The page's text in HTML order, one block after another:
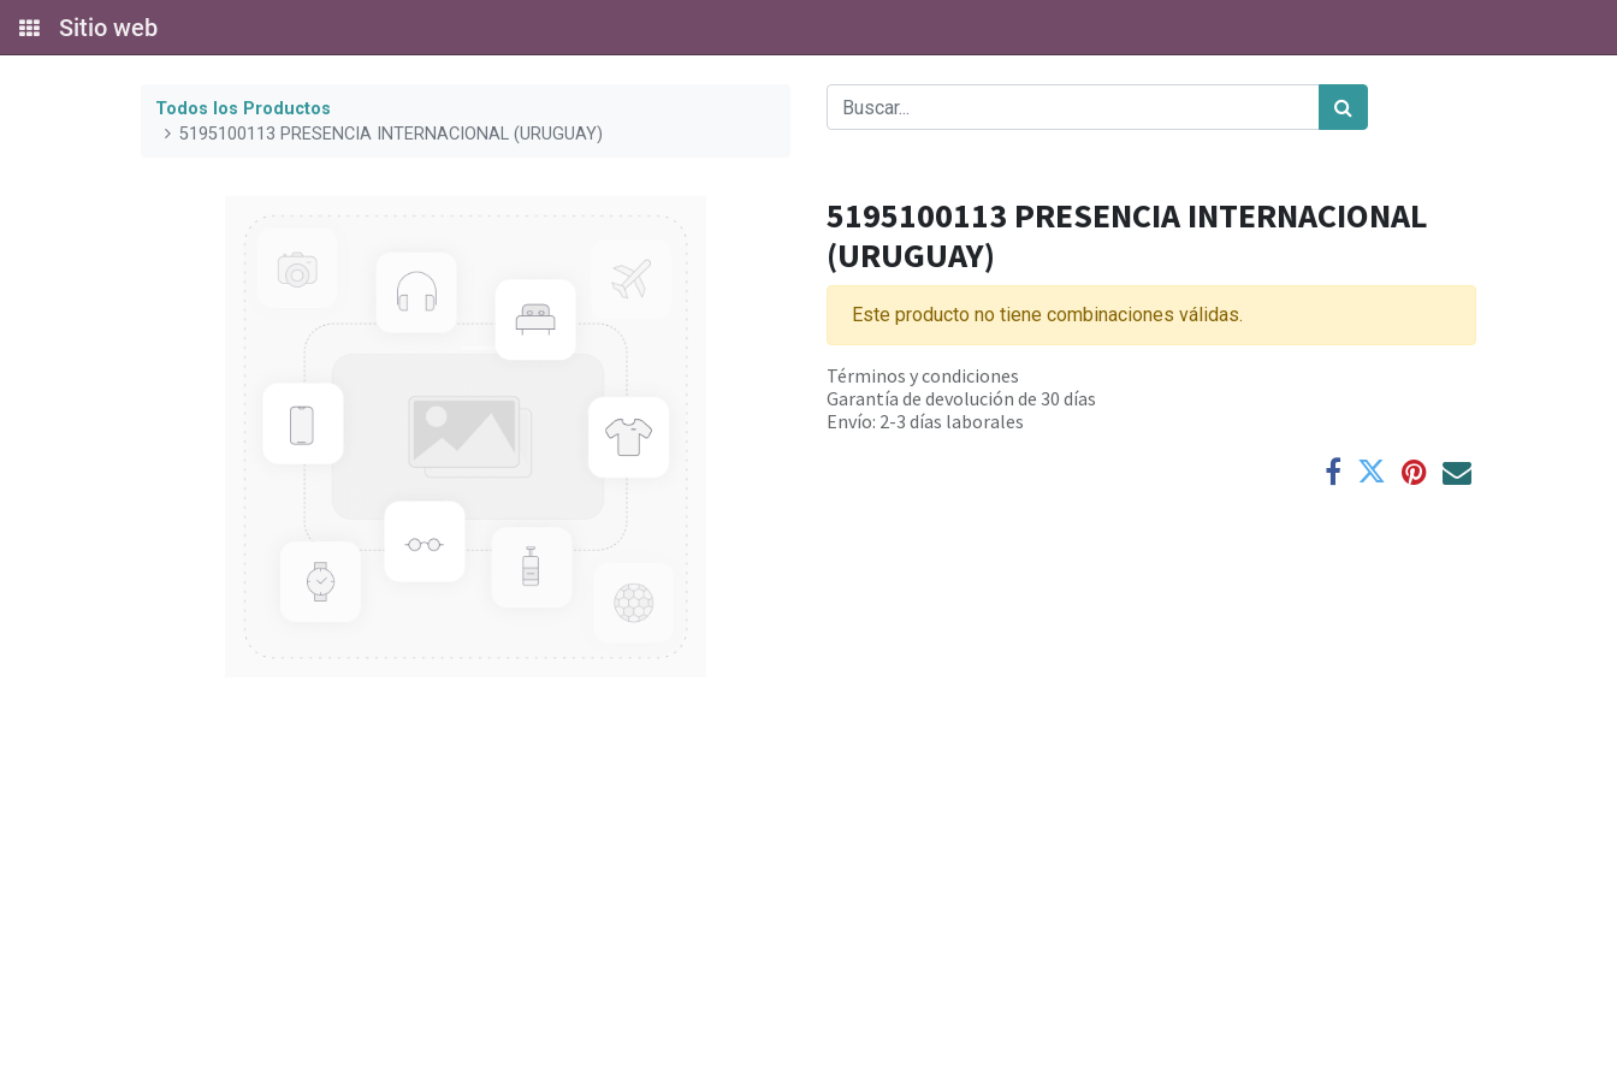
Sitio web
Todos los Productos
5195100113 PRESENCIA INTERNACIONAL (URUGUAY)
5195100113 PRESENCIA INTERNACIONAL
(URUGUAY)
Este producto no tiene combinaciones válidas.
Términos y condiciones
Garantía de devolución de 30 días
Envío: 2-3 días laborales